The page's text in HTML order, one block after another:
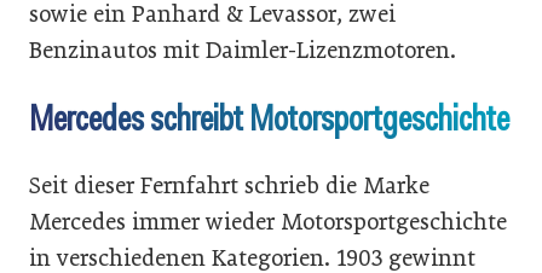
sowie ein Panhard & Levassor, zwei
Benzinautos mit Daimler-Lizenzmotoren.
Mercedes schreibt Motorsportgeschichte
Seit dieser Fernfahrt schrieb die Marke
Mercedes immer wieder Motorsportgeschichte
in verschiedenen Kategorien. 1903 gewinnt